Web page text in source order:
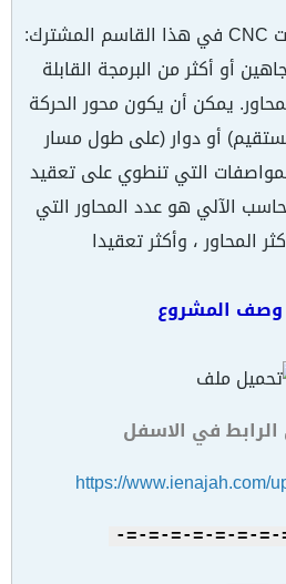
تشترك جميع أنواع ماكينات CNC في هذا القاسم المشترك:
أو أكثر من البرمجة القابلة
يمكن أن يكون محور الحركة
أو دوار (على طول مسار
التي تنطوي على تعقيد
الآلي هو عدد المحاور التي
المحاور ، وأكثر تعقيدا
وصف المشروع
في الاسفل
https://www.ienajah.com/
=-=-=-=-=-=-=-